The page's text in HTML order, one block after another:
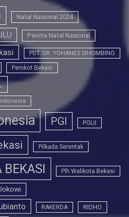
Natal Nasional 2024
Panitia Natal Nasional
PDT. DR. YOHANES SIHOMBING
Pemkot Bekasi
PGI PGLII
Pilkada Serentak
BEKASI Plh Walikota Bekasi
RAKERDA RIDHO